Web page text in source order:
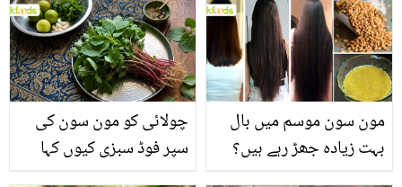
چولائی کو مون سون کی
سپر فوڈ سبزی کیوں کہا
مون سون موسم میں بال
بہت زیادہ جھڑ رہے ہیں؟